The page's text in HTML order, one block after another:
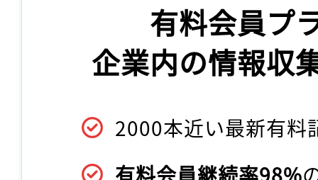
有料会員プ
企業内の情報収
2000本近い最新有料